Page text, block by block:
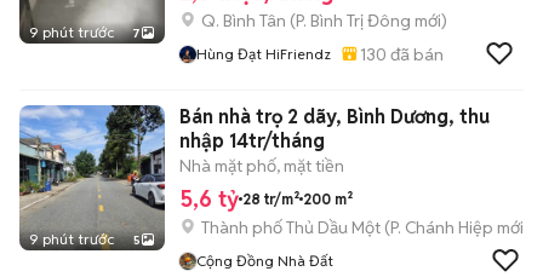
9 phút trước 7
Q. Bình Tân (P. Bình Trị Đông mới)
Hùng Đạt HiFriendz 130 đã bán
9 phút trước 5
Bán nhà trọ 2 dãy, Bình Dương, thu
nhập 14tr/tháng
Nhà mặt phố, mặt tiền
5,6 tỷ 28 tr/m² 200 m²
Thành phố Thủ Dầu Một (P. Chánh Hiệp mới)
Cộng Đồng Nhà Đất